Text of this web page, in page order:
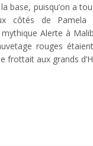
base, puisqu’on a
côtés de Pamela
Alerte à
rouges
frottait aux grands